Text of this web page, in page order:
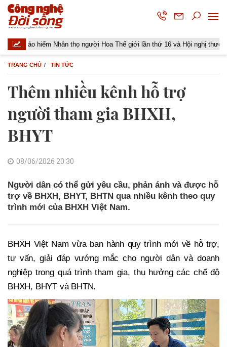
hiểm Nhân thọ người Hoa Thế giới lần thứ 16 và Hội nghị thường niên
TRANG CHỦ TIN TỨC
Thêm nhiều kênh hỗ trợ
người tham gia BHXH,
BHYT
08/06/2026 20:30
Người dân có thể gửi yêu cầu, phản ánh và được hỗ
trợ về BHXH, BHYT, BHTN qua nhiều kênh theo quy
trình mới của BHXH Việt Nam.
BHXH Việt Nam vừa ban hành quy trình mới về hỗ trợ,
tư vấn, giải đáp vướng mắc cho người dân và doanh
nghiệp trong quá trình tham gia, thụ hưởng các chế độ
BHXH, BHYT và BHTN.